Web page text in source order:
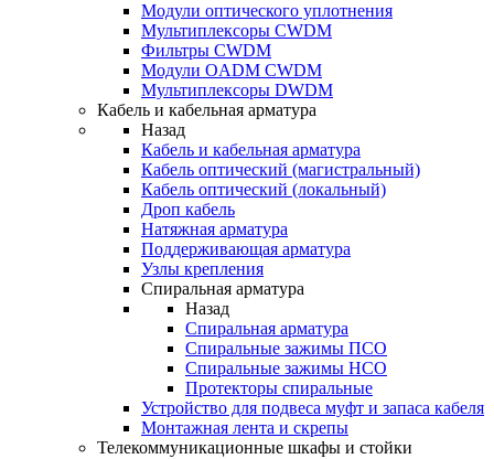
Модули оптического уплотнения
Мультиплексоры CWDM
Фильтры CWDM
Модули OADM CWDM
Мультиплексоры DWDM
Кабель и кабельная арматура
Назад
Кабель и кабельная арматура
Кабель оптический (магистральный)
Кабель оптический (локальный)
Дроп кабель
Натяжная арматура
Поддерживающая арматура
Узлы крепления
Спиральная арматура
Назад
Спиральная арматура
Спиральные зажимы ПСО
Спиральные зажимы НСО
Протекторы спиральные
Устройство для подвеса муфт и запаса кабеля
Монтажная лента и скрепы
Телекоммуникационные шкафы и стойки